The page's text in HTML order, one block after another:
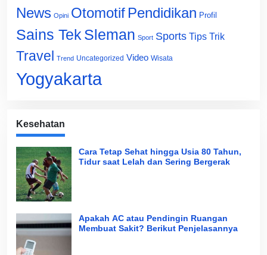
News Opini Otomotif Pendidikan Profil
Sains Tek Sleman Sport Sports Tips Trik
Travel Trend Uncategorized Video Wisata
Yogyakarta
Kesehatan
Cara Tetap Sehat hingga Usia 80 Tahun,
Tidur saat Lelah dan Sering Bergerak
Apakah AC atau Pendingin Ruangan
Membuat Sakit? Berikut Penjelasannya